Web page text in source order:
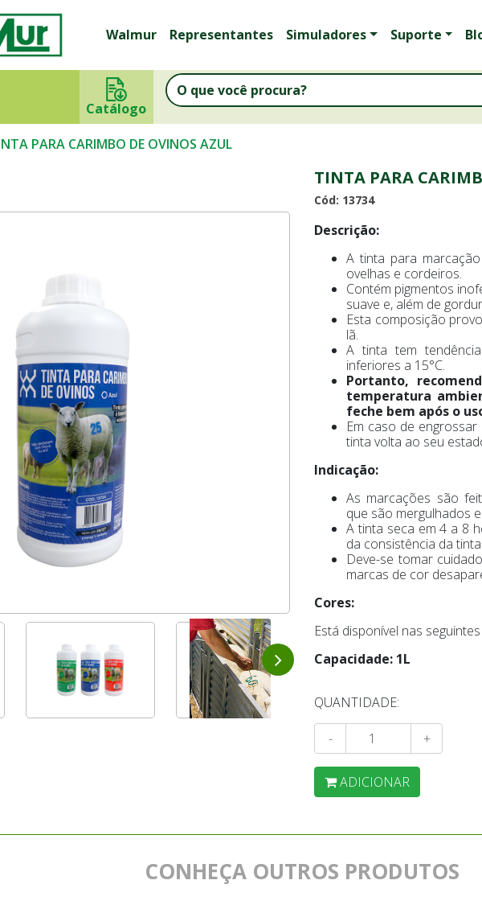
Walmur Representantes Simuladores Suporte
Catálogo
PARA CARIMBO DE OVINOS AZUL
TINTA PARA
Cód: 13734
Descrição:
A tinta para
ovelhas e cordeiros.
Contém pigmentos
suave e, além de
Esta composição
lã.
A tinta tem
inferiores a 15°C.
Portanto,
temperatura
feche bem após o
Em caso de
tinta volta ao seu
Indicação:
As marcações são
que são mergulhados
A tinta seca em 4 a 8
da consistência da tinta.
Deve-se tomar
marcas de cor
Cores:
Está disponível nas
Capacidade: 1L
QUANTIDADE:
- +
ADICIONAR
CONHEÇA OUTROS PRODUTOS